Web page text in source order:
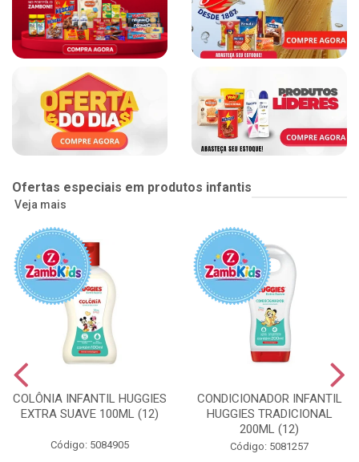
Ofertas especiais em produtos infantis
Veja mais
COLÔNIA INFANTIL HUGGIES
EXTRA SUAVE 100ML (12)
Código: 5084905
CONDICIONADOR INFANTIL
HUGGIES TRADICIONAL
200ML (12)
Código: 5081257